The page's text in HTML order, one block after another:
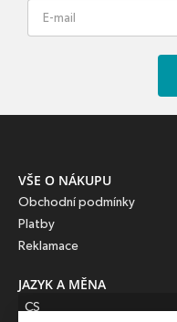
VŠE O NÁKUPU
Obchodní podmínky
Platby
Reklamace
JAZYK A MĚNA
CS